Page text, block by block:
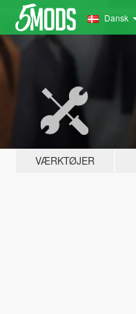
Dansk
VÆRKTØJER